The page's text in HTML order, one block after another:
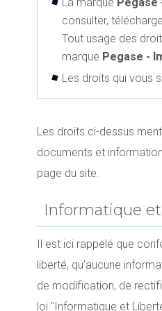
La marque Pegase
consulter,
Tout usage des
marque Pegase -
Les droits qui vous
Les droits ci-dessus
documents et
page du site.
Informatique
Il est ici rappelé que
liberté, qu'aucune
de modification, de
loi "Informatique et